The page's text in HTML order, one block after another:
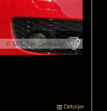
Detaljer